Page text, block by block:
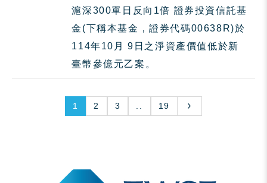
滬深300單日反向1倍 證券投資信託基
金(下稱本基金，證券代碼00638R)於
114年10月 9日之淨資產價值低於新
臺幣參億元乙案。
1 2 3 19